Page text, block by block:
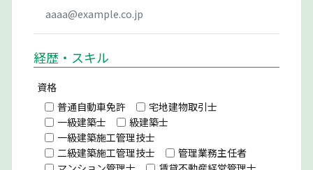
経歴・スキル
資格
普通自動車免許
宅地建物取引士
一級建築士
級建築士
一級建築施工管理技士
二級建築施工管理技士
管理業務主任者